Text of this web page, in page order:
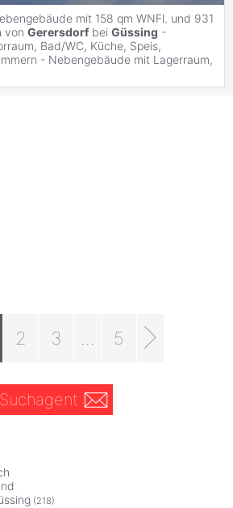
mit 158 qm WNFl. und 931
von Gerersdorf bei Güssing -
Bad/WC, Küche, Speis,
- Nebengebäude mit Lagerraum,
2 3 5
Suchagent
(218)